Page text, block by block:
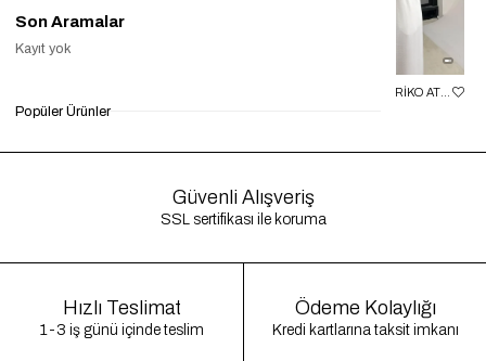
₺549,90
₺1.199,90
Güvenli Alışveriş
SSL sertifikası ile koruma
Hızlı Teslimat
1-3 iş günü içinde teslim
Ödeme Kolaylığı
Kredi kartlarına taksit imkanı
Son Aramalar
Kayıt yok
Popüler Ürünler